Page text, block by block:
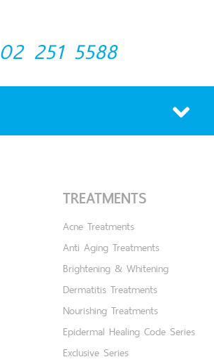
02 251 5588
TREATMENTS
Acne Treatments
Anti Aging Treatments
Brightening & Whitening
Dermatitis Treatments
Nourishing Treatments
Epidermal Healing Code Series
Exclusive Series